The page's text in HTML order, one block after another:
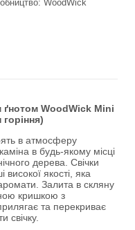
WoodWick
ґнотом WoodWick Mini
в атмосферу
в будь-якому місці
дерева. Свічки
високої якості, яка
аромати. Залита в скляну
кришкою з
та перекриває
свічку.